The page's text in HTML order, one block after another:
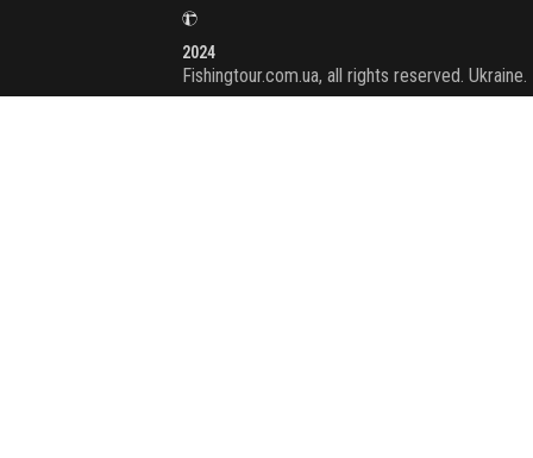
2024
Fishingtour.com.ua, all rights reserved. Ukraine.